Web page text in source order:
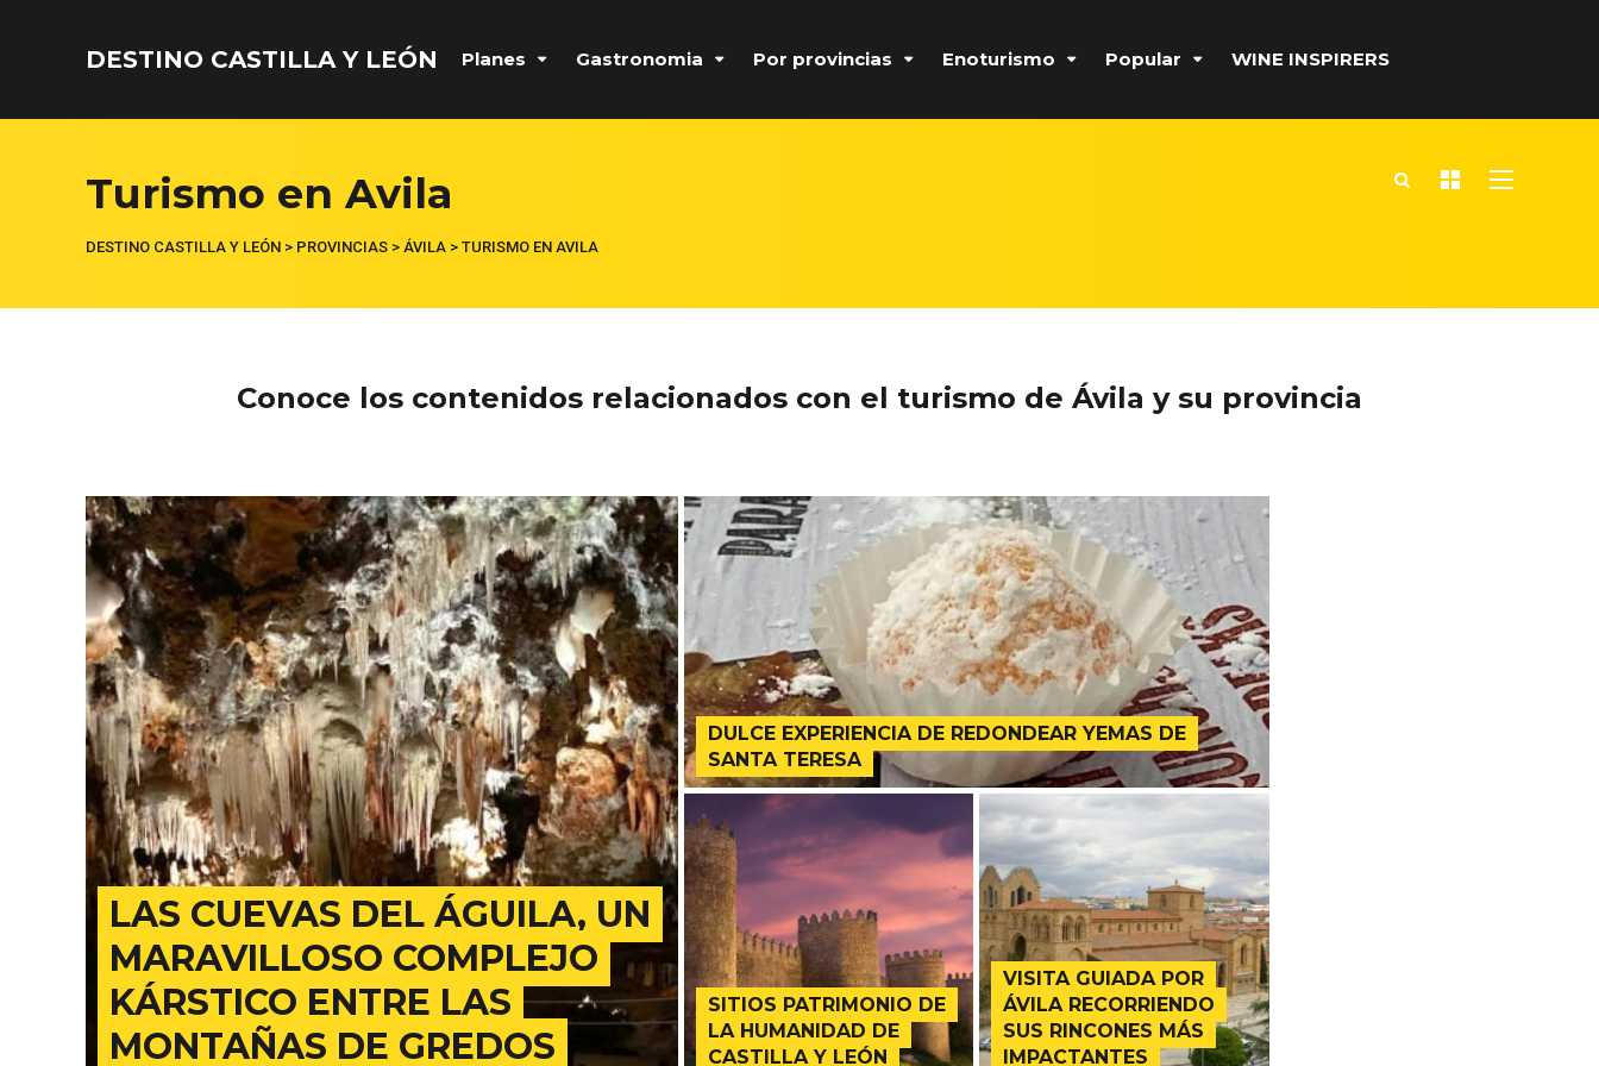
DESTINO CASTILLA Y LEÓN Planes Gastronomia Por provincias Enoturismo Popular WINE INSPIRERS
Turismo en Avila
DESTINO CASTILLA Y LEÓN > PROVINCIAS > ÁVILA > TURISMO EN AVILA
Conoce los contenidos relacionados con el turismo de Ávila y su provincia
LAS CUEVAS DEL ÁGUILA, UN
MARAVILLOSO COMPLEJO
KÁRSTICO ENTRE LAS
MONTAÑAS DE GREDOS
DULCE EXPERIENCIA DE REDONDEAR YEMAS DE
SANTA TERESA
SITIOS PATRIMONIO DE
LA HUMANIDAD DE
CASTILLA Y LEÓN
VISITA GUIADA POR
ÁVILA RECORRIENDO
SUS RINCONES MÁS
IMPACTANTES
Nombre de usuario o correo electrónico
Recuérdame
ACCEDER
Ultimas entradas